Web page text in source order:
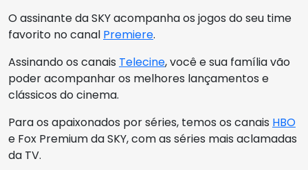
O assinante da SKY acompanha os jogos do seu time
favorito no canal Premiere.
Assinando os canais Telecine, você e sua família vão
poder acompanhar os melhores lançamentos e
clássicos do cinema.
Para os apaixonados por séries, temos os canais HBO
e Fox Premium da SKY, com as séries mais aclamadas
da TV.